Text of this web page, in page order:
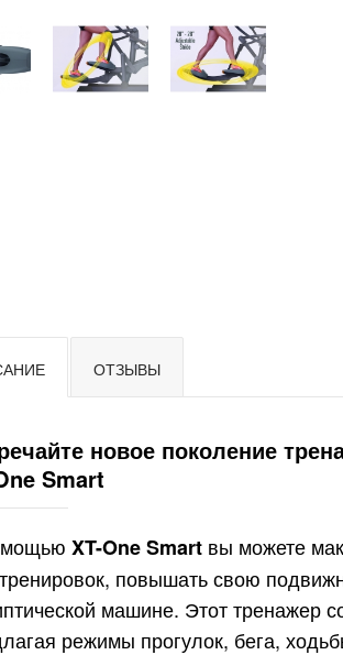
ОТЗЫВЫ
новое поколение
Smart
XT-One Smartвы можете
повышать свою
машине. Этот тренажер
режимы прогулок, бега,